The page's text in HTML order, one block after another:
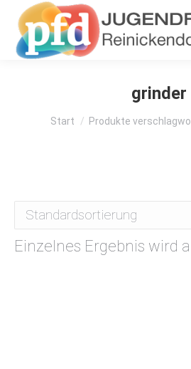
grinder
Sie befinden sich
Start Produkte
Einzelnes Ergebnis wird